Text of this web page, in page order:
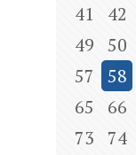
41
42
49
50
57
58
65
66
73
74